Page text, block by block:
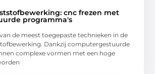
cnc frezen met
programma's
de meest toegepaste technieken in de
Dankzij computergestuurde
complexe vormen met een hoge